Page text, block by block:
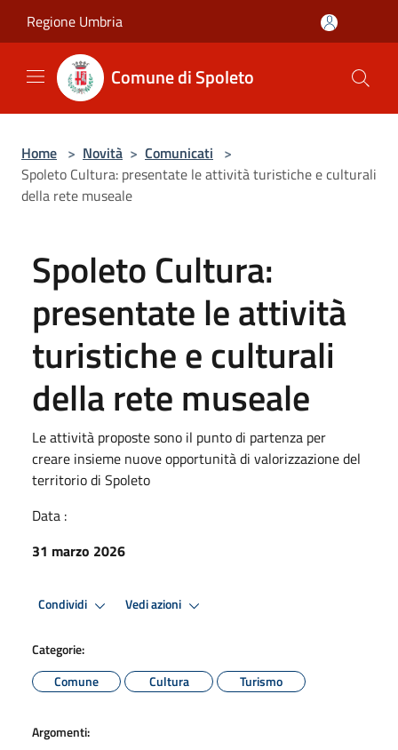
Regione Umbria
Comune di Spoleto
Home > Novità > Comunicati >
Spoleto Cultura: presentate le attività turistiche e culturali
della rete museale
Spoleto Cultura:
presentate le attività
turistiche e culturali
della rete museale
Le attività proposte sono il punto di partenza per
creare insieme nuove opportunità di valorizzazione del
territorio di Spoleto
Data :
31 marzo 2026
Condividi Vedi azioni
Categorie:
Comune
Cultura Turismo
Argomenti: